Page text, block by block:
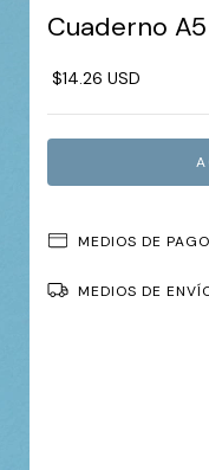
Cuaderno
$14.26 USD
MEDIOS DE PAGO
MEDIOS DE